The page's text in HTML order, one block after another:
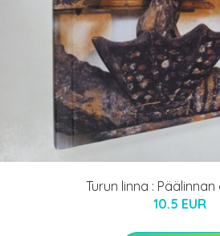
Turun linna :
10.5 EUR